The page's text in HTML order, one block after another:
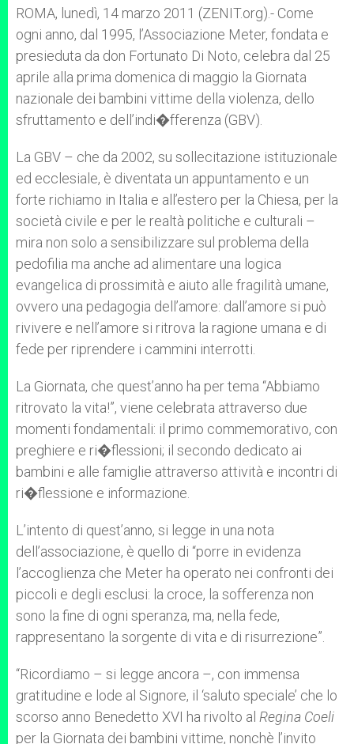
p
p
g
e
r
o r
ROMA, lunedì, 14 marzo 2011 (ZENIT.org).- Come
ogni anno, dal 1995, l’Associazione Meter, fondata e
presieduta da don Fortunato Di Noto, celebra dal 25
aprile alla prima domenica di maggio la Giornata
nazionale dei bambini vittime della violenza, dello
sfruttamento e dell’indi�fferenza (GBV).
La GBV – che da 2002, su sollecitazione istituzionale
ed ecclesiale, è diventata un appuntamento e un
forte richiamo in Italia e all’estero per la Chiesa, per la
società civile e per le realtà politiche e culturali –
mira non solo a sensibilizzare sul problema della
pedofilia ma anche ad alimentare una logica
evangelica di prossimità e aiuto alle fragilità umane,
ovvero una pedagogia dell’amore: dall’amore si può
rivivere e nell’amore si ritrova la ragione umana e di
fede per riprendere i cammini interrotti.
La Giornata, che quest’anno ha per tema “Abbiamo
ritrovato la vita!”, viene celebrata attraverso due
momenti fondamentali: il primo commemorativo, con
preghiere e ri�flessioni; il secondo dedicato ai
bambini e alle famiglie attraverso attività e incontri di
ri�flessione e informazione.
L’intento di quest’anno, si legge in una nota
dell’associazione, è quello di “porre in evidenza
l’accoglienza che Meter ha operato nei confronti dei
piccoli e degli esclusi: la croce, la sofferenza non
sono la fine di ogni speranza, ma, nella fede,
rappresentano la sorgente di vita e di risurrezione”.
“Ricordiamo – si legge ancora –, con immensa
gratitudine e lode al Signore, il ‘saluto speciale’ che lo
scorso anno Benedetto XVI ha rivolto al Regina Coeli
per la Giornata dei bambini vittime, nonchè l’invito